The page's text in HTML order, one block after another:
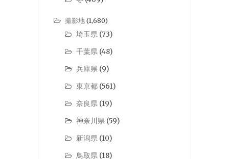
撮影地(1,680)
埼玉県 (73)
千葉県 (48)
兵庫県 (9)
東京都 (561)
奈良県 (19)
神奈川県 (59)
新潟県 (10)
鳥取県 (18)